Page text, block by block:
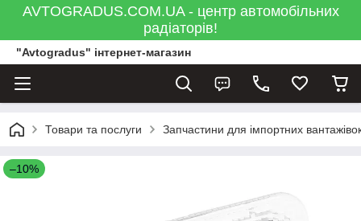
AVTOGRADUS.COM.UA - центр автомобільних
радіаторів!
"Avtogradus" інтернет-магазин
Товари та послуги Запчастини для імпортних
–10%